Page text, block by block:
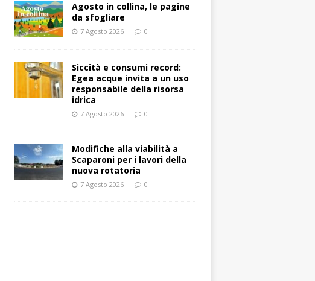
Agosto in collina, le pagine
da sfogliare
7 Agosto 2026 0
Siccità e consumi record:
Egea acque invita a un uso
responsabile della risorsa
idrica
7 Agosto 2026 0
Modifiche alla viabilità a
Scaparoni per i lavori della
nuova rotatoria
7 Agosto 2026 0